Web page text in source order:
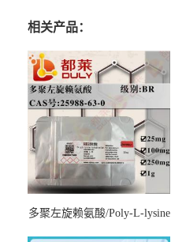
相关产品：
多聚左旋赖氨酸/Poly-L-lysine